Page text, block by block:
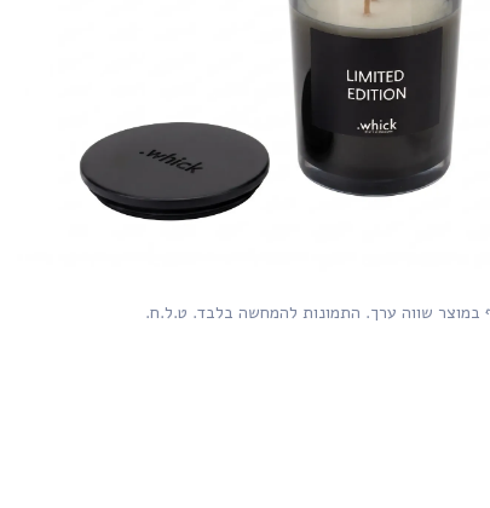
במוצר שווה ערך. התמונות להמחשה בלבד. ט.ל.ח.